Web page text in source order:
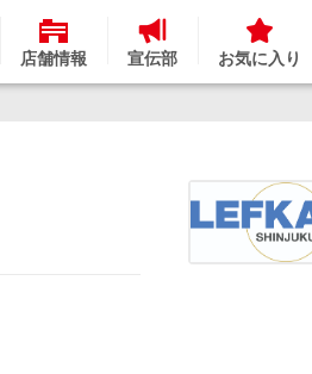
店舗情報 宣伝部 お気に入り